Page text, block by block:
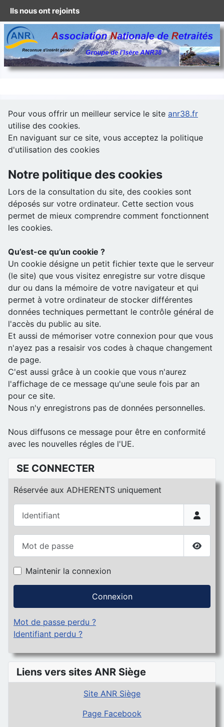
Pour vous offrir un meilleur service le site anr38.fr
utilise des cookies.
En naviguant sur ce site, vous acceptez la politique
d'utilisation des cookies
Notre politique des cookies
Lors de la consultation du site, des cookies sont
déposés sur votre ordinateur. Cette section vous
permet de mieux comprendre comment fonctionnent
les cookies.
Qu’est-ce qu’un cookie ?
Un cookie désigne un petit fichier texte que le serveur
(le site) que vous visitez enregistre sur votre disque
dur ou dans la mémoire de votre navigateur et qui
permet à votre ordinateur de stocker différentes
données techniques permettant le contrôle général de
l'accès du public au site.
Et aussi de mémoriser votre connexion pour que vous
n'ayez pas a resaisir vos codes à chaque changement
de page.
C'est aussi grâce à un cookie que vous n'aurez
l'affichage de ce message qu'une seule fois par an
pour ce site.
Nous n'y enregistrons pas de données personnelles.
Nous diffusons ce message pour être en conformité
avec les nouvelles régles de l'UE.
SE CONNECTER
Réservée aux ADHERENTS uniquement
Maintenir la connexion
Connexion
Mot de passe perdu ?
Identifiant perdu ?
Liens vers sites ANR Siège
Site ANR Siège
Page Facebook
Ils nous ont rejoints